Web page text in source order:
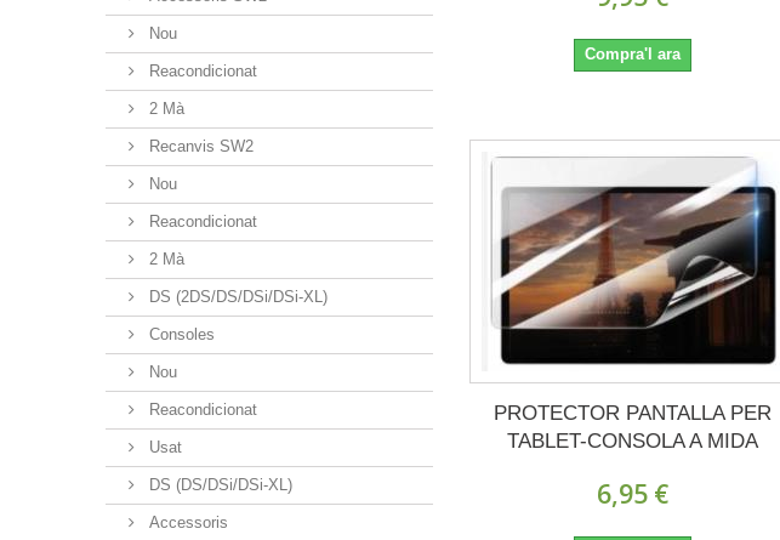
Nou
Reacondicionat
2 Mà
Recanvis SW2
Nou
Reacondicionat
2 Mà
DS (2DS/DS/DSi/DSi-XL)
Consoles
Nou
Reacondicionat
Usat
DS (DS/DSi/DSi-XL)
Accessoris
Compra'l ara
PROTECTOR PANTALLA PER
TABLET-CONSOLA A MIDA
6,95 €